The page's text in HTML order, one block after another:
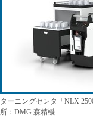
ターニングセンタ「NLX
所：DMG 森精機